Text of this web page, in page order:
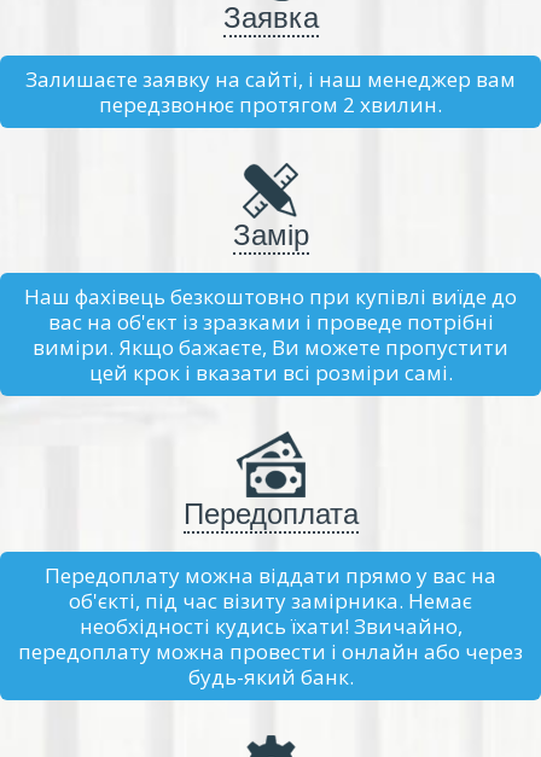
Заявка
Залишаєте заявку на сайті, і наш менеджер вам
передзвонює протягом 2 хвилин.
Замір
Наш фахівець безкоштовно при купівлі виїде до
вас на об'єкт із зразками і проведе потрібні
виміри. Якщо бажаєте, Ви можете пропустити
цей крок і вказати всі розміри самі.
Передоплата
Передоплату можна віддати прямо у вас на
об'єкті, під час візиту замірника. Немає
необхідності кудись їхати! Звичайно,
передоплату можна провести і онлайн або через
будь-який банк.